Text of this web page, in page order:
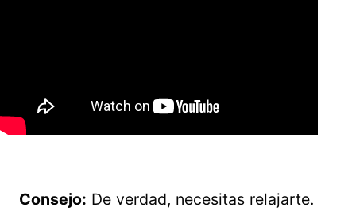
Consejo: De verdad, necesitas relajarte.